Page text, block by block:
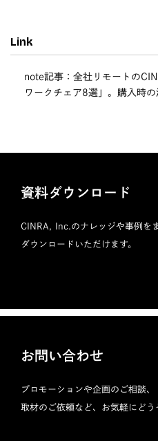
Link
note記事：全社リモートの
ワークチェア8選」。購入時の
資料ダウンロード
CINRA, Inc.のナレッジや事例を
ダウンロードいただけます。
お問い合わせ
プロモーションや企画のご相談、
取材のご依頼など、お気軽にどう